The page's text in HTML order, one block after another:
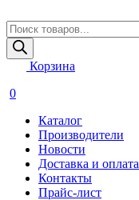
Поиск
товаров
Корзина
0
Каталог
Производители
Новости
Доставка и оплата
Контакты
Прайс-лист